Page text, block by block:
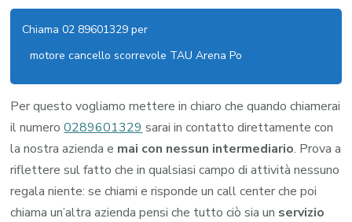
Chiama 02 89601329 per
motore cancello scorrevole TAU Arena Po
Per questo vogliamo mettere in chiaro che quando chiamerai
il numero0289601329 sarai in contatto direttamente con
la nostra azienda e mai con nessun intermediario. Prova a
riflettere sul fatto che in qualsiasi campo di attività nessuno
regala niente: se chiami e risponde un call center che poi
chiama un’altra azienda pensi che tutto ciò sia un servizio